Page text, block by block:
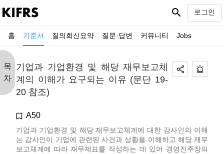
홈 기준서 질의회신요약 질문·답변 커뮤니티 Jobs
search 로그인
목
차
기업과 기업환경 및 해당 재무보고체
계의 이해가 요구되는 이유 (문단 19-
20 참조)
A50
기업과 기업환경 및 해당 재무보고체계에 대한 감사인의 이해
는 감사인이 기업에 관련된 사건과 상황을 이해하고 해당 재무
보고체계에 따라 재무제표를 작성하는 데 있어 경영진주장의